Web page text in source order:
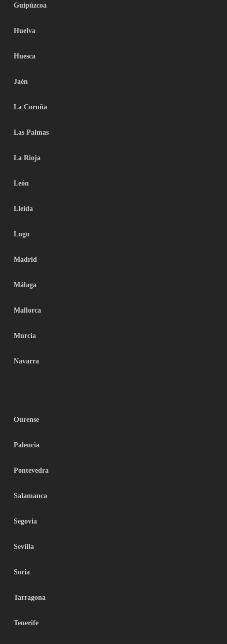
Guipúzcoa
Huelva
Huesca
Jaén
La Coruña
Las Palmas
La Rioja
León
Lleida
Lugo
Madrid
Málaga
Mallorca
Murcia
Navarra
Ourense
Palencia
Pontevedra
Salamanca
Segovia
Sevilla
Soria
Tarragona
Tenerife